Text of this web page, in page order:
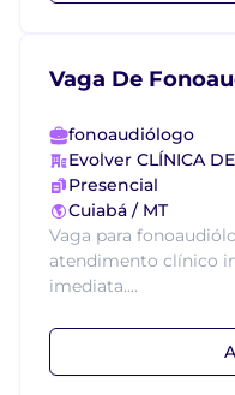
Vaga De
fonoaudiólogo
Evolver CLÍNICA
Presencial
Cuiabá / MT
Vaga para
atendimento clínico
imediata....